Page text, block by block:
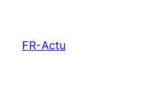
contenu
FR-Actu